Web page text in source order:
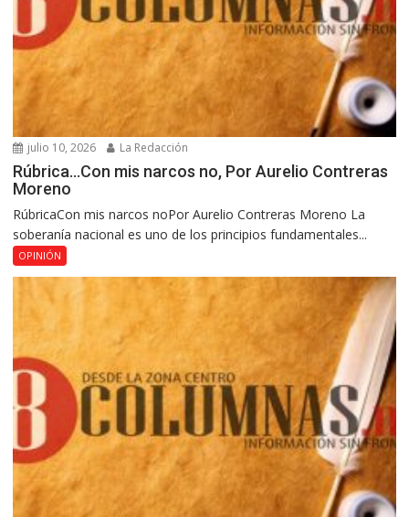
julio 10, 2026 La Redacción
Rúbrica…Con mis narcos no, Por Aurelio Contreras
Moreno
RúbricaCon mis narcos noPor Aurelio Contreras Moreno La
soberanía nacional es uno de los principios fundamentales...
OPINIÓN